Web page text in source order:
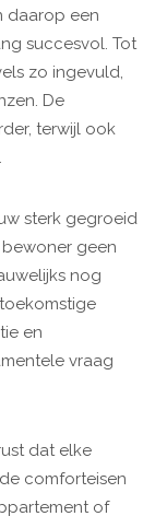
daarop een
succesvol. Tot
zo ingevuld,
De
terwijl ook
sterk gegroeid
geen
nog
en
vraag
dat elke
comforteisen
of